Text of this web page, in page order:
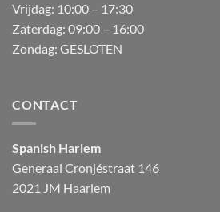
Vrijdag: 10:00 – 17:30
Zaterdag: 09:00 – 16:00
Zondag: GESLOTEN
CONTACT
Spanish Harlem
Generaal Cronjéstraat 146
2021 JM Haarlem